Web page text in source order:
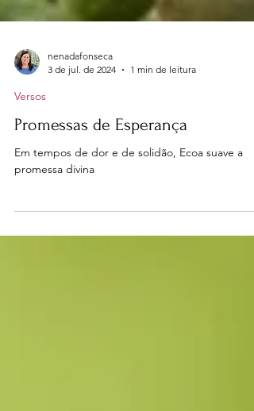
3 de jul. de 2024
1 min de leitura
Versos
Promessas de Esperança
Em tempos de dor e de solidão, Ecoa suave a